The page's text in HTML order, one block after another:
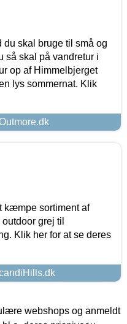
du skal bruge til små og
så skal på vandretur i
op af Himmelbjerget
lys sommernat. Klik
kæmpe sortiment af
grej til
Klik her for at se deres
webshops og anmeldt